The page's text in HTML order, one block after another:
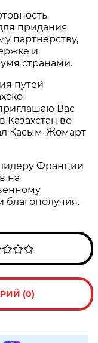
придания
партнерству,
и
странами.
путей
Вас
во
Касым-Жомарт
Франции
на
благополучия.
(0)